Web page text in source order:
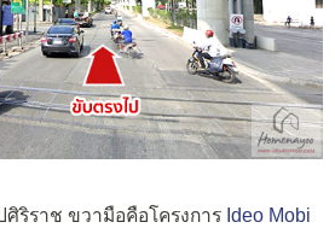
ริราช ขวามือคือโครงการ Ideo Mobi